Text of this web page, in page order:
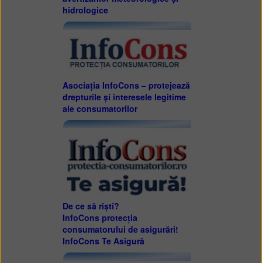
hidrologice
Asociația InfoCons – protejează
drepturile și interesele legitime
ale consumatorilor
De ce să riști?
InfoCons protecția
consumatorului de asigurări!
InfoCons Te Asigură